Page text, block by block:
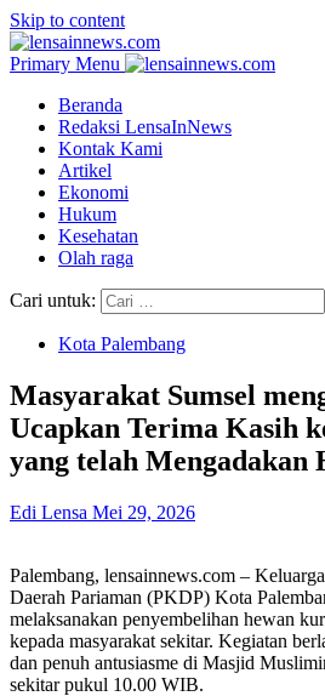
Skip to content
Primary Menu
Beranda
Redaksi LensaInNews
Kontak Kami
Artikel
Ekonomi
Hukum
Kesehatan
Olah raga
Cari untuk:
Kota Palembang
Masyarakat Sumsel
Ucapkan Terima Kasih
yang telah Mengadakan
Edi Lensa Mei 29, 2026
Palembang, lensainnews.com –
Daerah Pariaman (PKDP) Kota
melaksanakan penyembelihan hewan
kepada masyarakat sekitar. Kegiatan
dan penuh antusiasme di Masjid
sekitar pukul 10.00 WIB.